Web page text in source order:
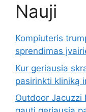
Nauji
Kompiuteris
sprendimas
Kur geriausia
pasirinkti kliniką
Outdoor Jacuzzi